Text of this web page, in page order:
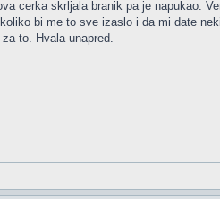
cerka skrljala branik pa je napukao.
bi me to sve izaslo i da mi date
to. Hvala unapred.